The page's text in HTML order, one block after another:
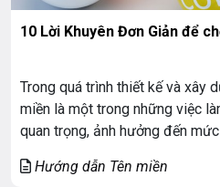
10 Lời Khuyên Đơn Giản để
Trong quá trình thiết kế và xây
miền là một trong những việc
quan trọng, ảnh hưởng đến
hợp, sau đây là 10 Lời Khuyên
Hướng dẫn Tên miền